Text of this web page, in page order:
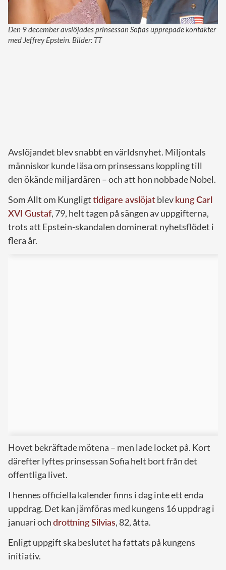
Den 9 december avslöjades prinsessan Sofias upprepade kontakter
med Jeffrey Epstein. Bilder: TT
Avslöjandet blev snabbt en världsnyhet. Miljontals
människor kunde läsa om prinsessans koppling till
den ökände miljardären – och att hon nobbade Nobel.
Som Allt om Kungligttidigare avslöjatblevkung Carl
XVI Gustaf, 79, helt tagen på sängen av uppgifterna,
trots att Epstein-skandalen dominerat nyhetsflödet i
flera år.
Hovet bekräftade mötena – men lade locket på. Kort
därefter lyftes prinsessan Sofia helt bort från det
offentliga livet.
I hennes officiella kalender finns i dag inte ett enda
uppdrag. Det kan jämföras med kungens 16 uppdrag i
januari ochdrottning Silvias, 82, åtta.
Enligt uppgift ska beslutet ha fattats på kungens
initiativ.